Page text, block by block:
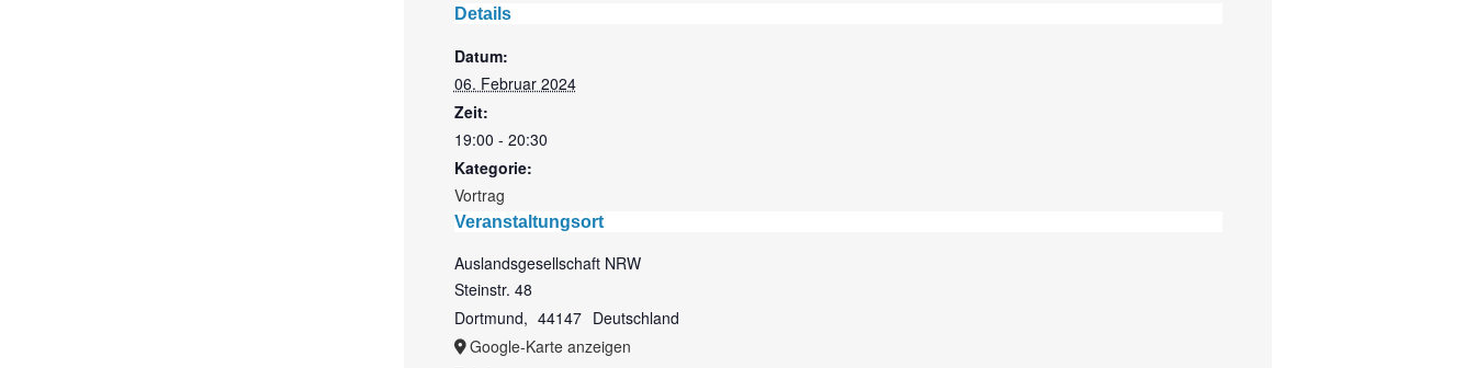
Details
Datum:
06. Februar 2024
Zeit:
19:00 - 20:30
Kategorie:
Vortrag
Veranstaltungsort
Auslandsgesellschaft NRW
Steinstr. 48
Dortmund, 44147 Deutschland
Google-Karte anzeigen